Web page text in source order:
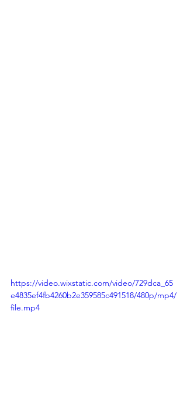
https://video.wixstatic.com/video/729dca_65
e4835ef4fb4260b2e359585c491518/480p/mp4/
file.mp4